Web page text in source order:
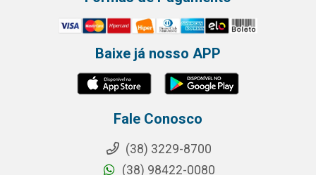
Baixe já nosso APP
Fale Conosco
(38) 3229-8700
(38) 98422-0080